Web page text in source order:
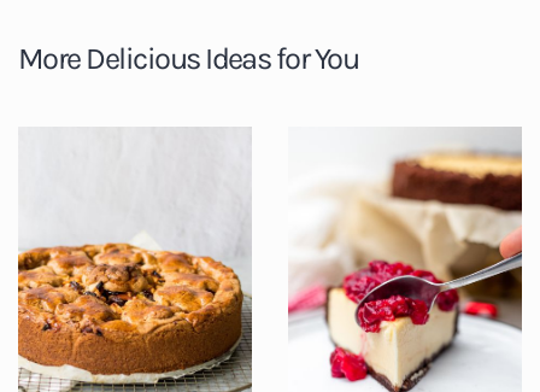
More Delicious Ideas for You